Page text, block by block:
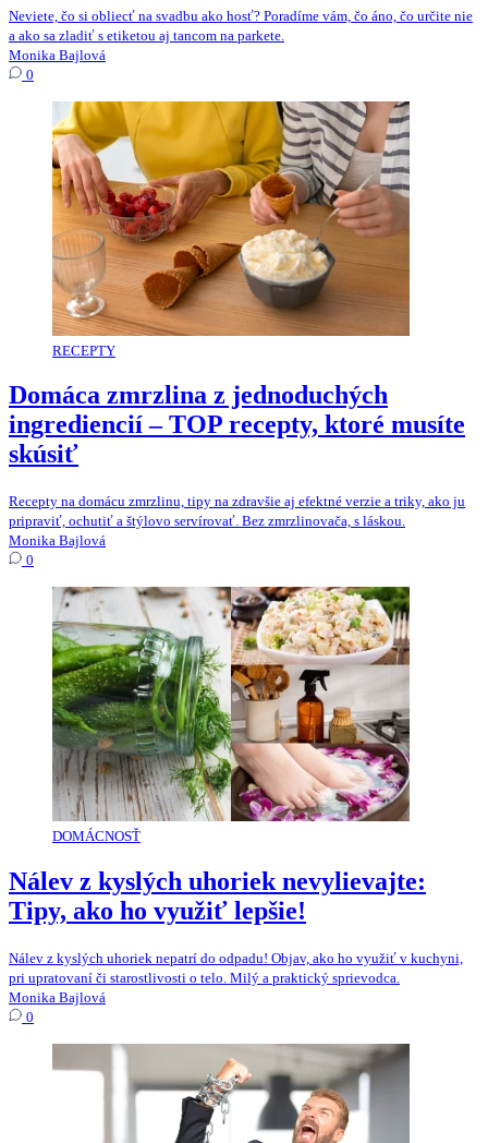
Neviete, čo si obliecť na svadbu ako hosť? Poradíme vám, čo áno, čo určite nie
a ako sa zladiť s etiketou aj tancom na parkete.
Monika Bajlová
0
RECEPTY
Domáca zmrzlina z jednoduchých
ingrediencií – TOP recepty, ktoré musíte
skúsiť
Recepty na domácu zmrzlinu, tipy na zdravšie aj efektné verzie a triky, ako ju
pripraviť, ochutiť a štýlovo servírovať. Bez zmrzlinovača, s láskou.
Monika Bajlová
0
DOMÁCNOSŤ
Nálev z kyslých uhoriek nevylievajte:
Tipy, ako ho využiť lepšie!
Nálev z kyslých uhoriek nepatrí do odpadu! Objav, ako ho využiť v kuchyni,
pri upratovaní či starostlivosti o telo. Milý a praktický sprievodca.
Monika Bajlová
0